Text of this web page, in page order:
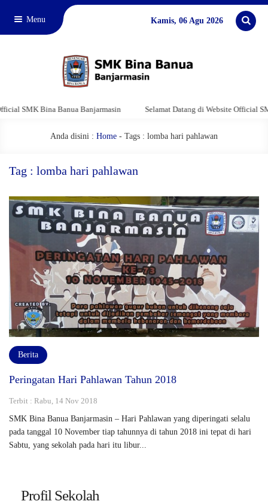
Menu Kamis, 06 Agu 2026
SMK Bina Banua Banjarmasin Selamat Datang di Website Official SMK
Anda disini : Home - Tags : lomba hari pahlawan
Tag : lomba hari pahlawan
Berita
Peringatan Hari Pahlawan Tahun 2018
Terbit : Rabu, 14 Nov 2018
SMK Bina Banua Banjarmasin – Hari Pahlawan yang diperingati selalu
pada tanggal 10 November tiap tahunnya di tahun 2018 ini tepat di hari
Sabtu, yang sekolah pada hari itu libur...
Profil Sekolah